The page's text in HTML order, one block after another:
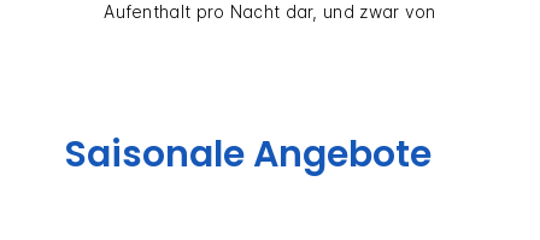
Aufenthalt pro Nacht dar, und zwar von
Saisonale Angebote